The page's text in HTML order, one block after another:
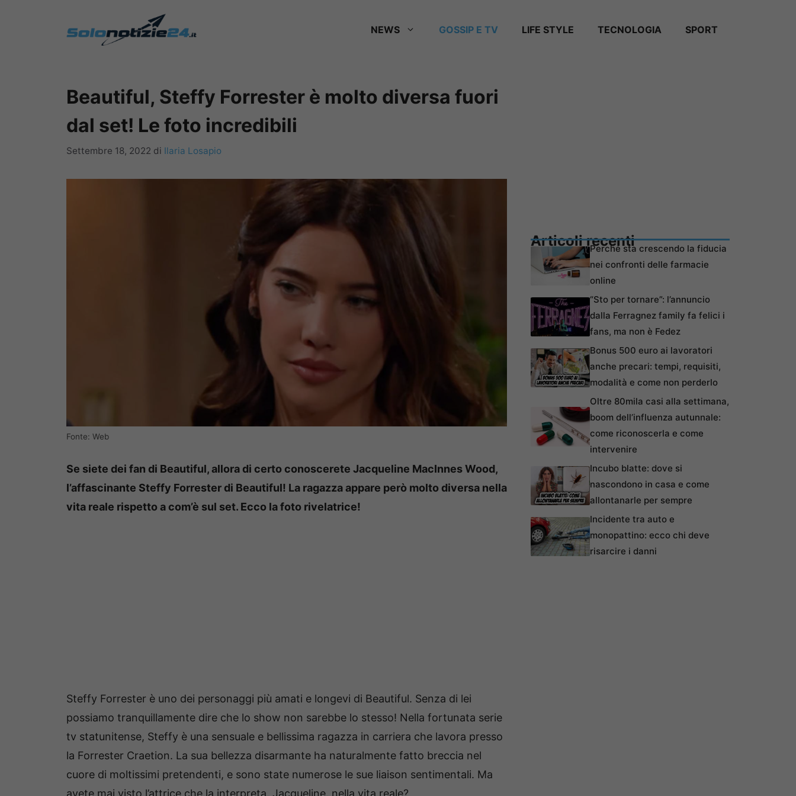
NEWS GOSSIP E TV LIFE STYLE TECNOLOGIA SPORT
Beautiful, Steffy Forrester è molto diversa fuori
dal set! Le foto incredibili
Settembre 18, 2022 di Ilaria Losapio
Fonte: Web
Se siete dei fan di Beautiful, allora di certo conoscerete Jacqueline MacInnes Wood,
l’affascinante Steffy Forrester di Beautiful! La ragazza appare però molto diversa nella
vita reale rispetto a com’è sul set. Ecco la foto rivelatrice!
Steffy Forrester è uno dei personaggi più amati e longevi di Beautiful. Senza di lei
possiamo tranquillamente dire che lo show non sarebbe lo stesso! Nella fortunata serie
tv statunitense, Steffy è una sensuale e bellissima ragazza in carriera che lavora presso
la Forrester Craetion. La sua bellezza disarmante ha naturalmente fatto breccia nel
cuore di moltissimi pretendenti, e sono state numerose le sue liaison sentimentali. Ma
avete mai visto l’attrice che la interpreta, Jacqueline, nella vita reale?
Articoli recentiPerché sta crescendo la fiducia
nei confronti delle farmacie
online
“Sto per tornare”: l’annuncio
dalla Ferragnez family fa felici i
fans, ma non è Fedez
Bonus 500 euro ai lavoratori
anche precari: tempi, requisiti,
modalità e come non perderlo
Oltre 80mila casi alla settimana,
boom dell’influenza autunnale:
come riconoscerla e come
intervenire
Incubo blatte: dove si
nascondono in casa e come
allontanarle per sempre
Incidente tra auto e
monopattino: ecco chi deve
risarcire i danni